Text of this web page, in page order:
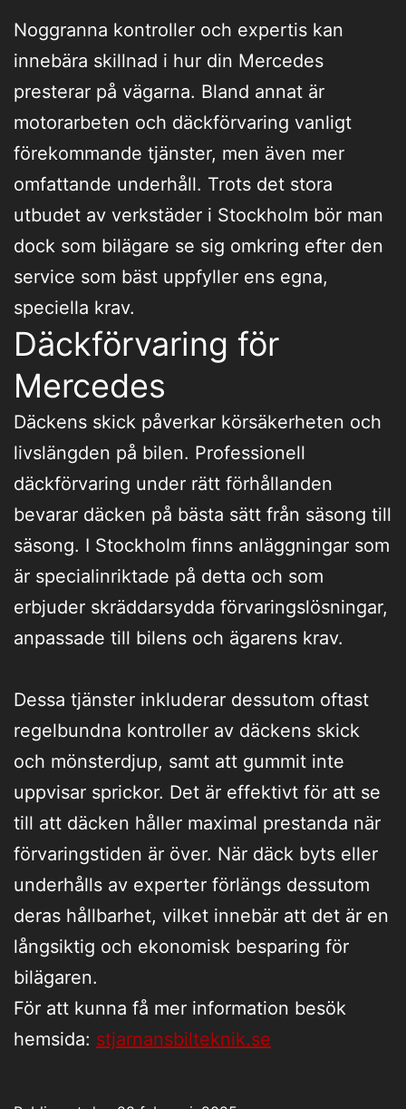
Noggranna kontroller och expertis kan
innebära skillnad i hur din Mercedes
presterar på vägarna. Bland annat är
motorarbeten och däckförvaring vanligt
förekommande tjänster, men även mer
omfattande underhåll. Trots det stora
utbudet av verkstäder i Stockholm bör man
dock som bilägare se sig omkring efter den
service som bäst uppfyller ens egna,
speciella krav.
Däckförvaring för
Mercedes
Däckens skick påverkar körsäkerheten och
livslängden på bilen. Professionell
däckförvaring under rätt förhållanden
bevarar däcken på bästa sätt från säsong till
säsong. I Stockholm finns anläggningar som
är specialinriktade på detta och som
erbjuder skräddarsydda förvaringslösningar,
anpassade till bilens och ägarens krav.
Dessa tjänster inkluderar dessutom oftast
regelbundna kontroller av däckens skick
och mönsterdjup, samt att gummit inte
uppvisar sprickor. Det är effektivt för att se
till att däcken håller maximal prestanda när
förvaringstiden är över. När däck byts eller
underhålls av experter förlängs dessutom
deras hållbarhet, vilket innebär att det är en
långsiktig och ekonomisk besparing för
bilägaren.
För att kunna få mer information besök
hemsida: stjarnansbilteknik.se